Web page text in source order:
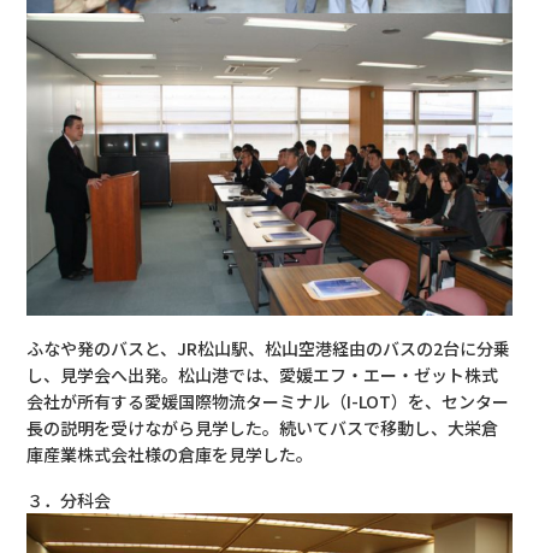
ふなや発のバスと、JR松山駅、松山空港経由のバスの2台に分乗
し、見学会へ出発。松山港では、愛媛エフ・エー・ゼット株式
会社が所有する愛媛国際物流ターミナル（I-LOT）を、センター
長の説明を受けながら見学した。続いてバスで移動し、大栄倉
庫産業株式会社様の倉庫を見学した。
３．分科会